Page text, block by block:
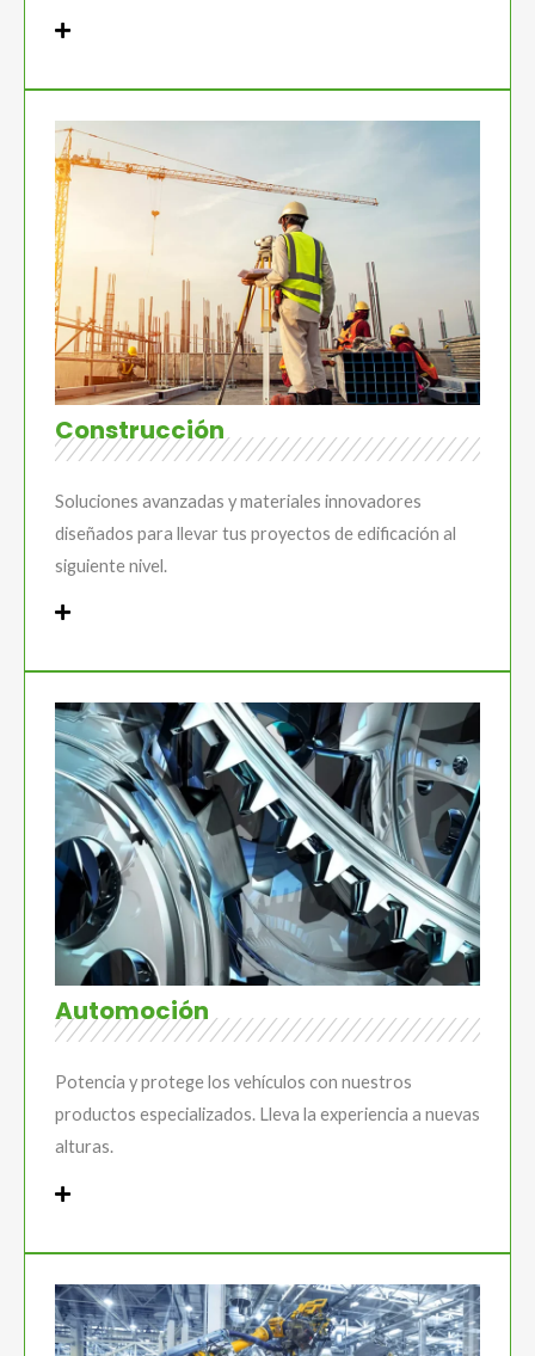
Construcción
Soluciones avanzadas y materiales innovadores
diseñados para llevar tus proyectos de edificación al
siguiente nivel.
Automoción
Potencia y protege los vehículos con nuestros
productos especializados. Lleva la experiencia a nuevas
alturas.